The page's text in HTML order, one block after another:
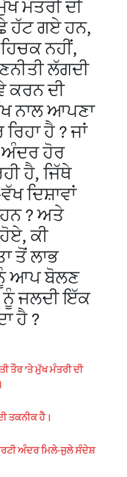
ਮੰਤਰੀ ਦੀ
ਹੱਟ ਗਏ ਹਨ,
ਨਹੀਂ,
ਲੱਗਦੀ
ਕਰਨ ਦੀ
ਨਾਲ ਆਪਣਾ
ਹੈ ? ਜਾਂ
ਅੰਦਰ ਹੋਰ
ਹੈ, ਜਿੱਥੇ
ਦਿਸ਼ਾਵਾਂ
? ਅਤੇ
ਕੀ
ਤੋਂ ਲਾਭ
ਆਪ ਬੋਲਣ
ਨੂੰ ਜਲਦੀ ਇੱਕ
ਹੈ ?
ਤੌਰ ’ਤੇ ਮੁੱਖ ਮੰਤਰੀ ਦੀ
ਤਕਨੀਕ ਹੈ।
ਅੰਦਰ ਮਿਲੇ-ਜੁਲੇ ਸੰਦੇਸ਼